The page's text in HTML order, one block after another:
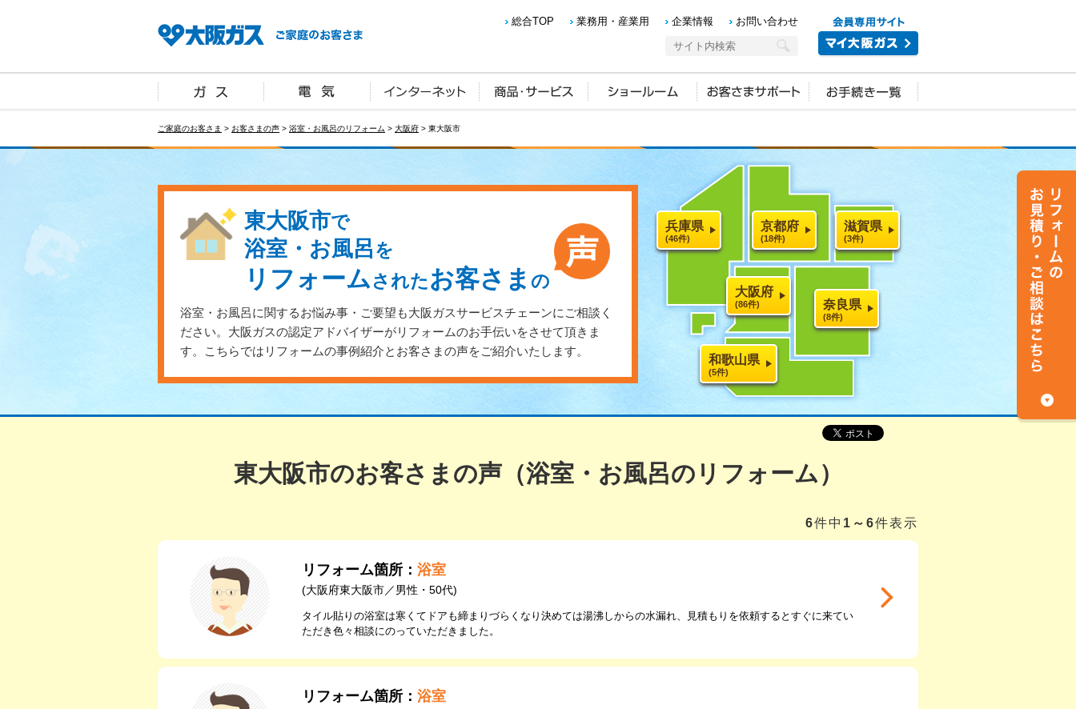
総合TOP 業務用・産業用 企業情報 お問い合わせ
ご家庭のお客さま > お客さまの声 > 浴室・お風呂のリフォーム > 大阪府 > 東大阪市
東大阪市で
浴室・お風呂を
リフォームされたお客さま の
浴室・お風呂に関するお悩み事・ご要望も大阪ガスサービスチェーンにご相談く
ださい。大阪ガスの認定アドバイザーがリフォームのお手伝いをさせて頂きま
す。こちらではリフォームの事例紹介とお客さまの声をご紹介いたします。
兵庫県
(46件)
京都府
(18件)
滋賀県
(3件)
大阪府
(86件) 奈良県
(8件)
和歌山県
(5件)
東大阪市のお客さまの声（浴室・お風呂のリフォーム）
6件中 1～6件表示
リフォーム箇所： 浴室
(大阪府東大阪市／男性・50代)
タイル貼りの浴室は寒くてドアも締まりづらくなり決めては湯沸しからの水漏れ、見積もりを依頼するとすぐに来てい
ただき色々相談にのっていただきました。
リフォーム箇所： 浴室